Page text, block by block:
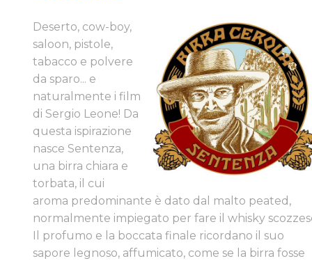
Deserto, cow-boy,
saloon, pistole,
tabacco e polvere
da sparo... e
naturalmente i film
di Sergio Leone! Da
questa ispirazione
nasce Sentenza,
una birra chiara e
torbata, il cui
aroma predominante è dato dal malto peated,
normalmente impiegato per fare il whisky
Il profumo e la boccata finale ricordano il suo
sapore legnoso, affumicato, come se la birra fosse